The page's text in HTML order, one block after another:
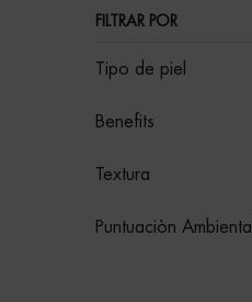
FILTRAR POR
Tipo de piel
Benefits
Textura
Puntuaciòn Ambiental